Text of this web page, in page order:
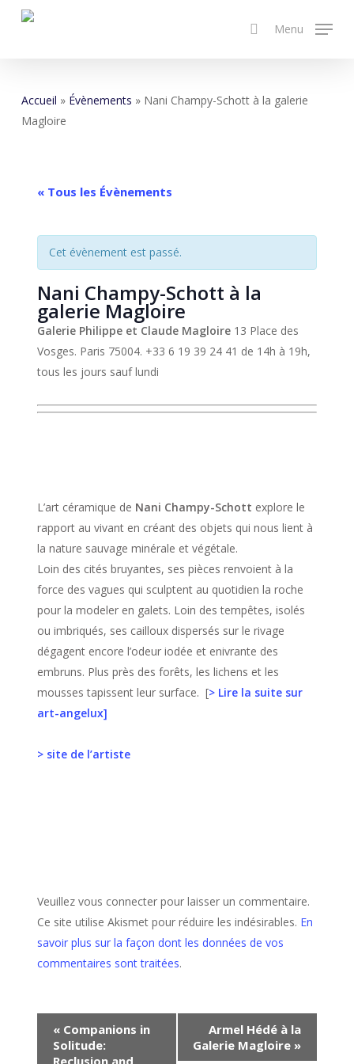
search
Menu
Accueil » Évènements » Nani Champy-Schott à la galerie
Magloire
« Tous les Évènements
Cet évènement est passé.
Nani Champy-Schott à la
galerie Magloire
Galerie Philippe et Claude Magloire13 Place des
Vosges. Paris 75004. ‭+33 6 19 39 24 41‬ de 14h à 19h,
tous les jours sauf lundi
L’art céramique de Nani Champy-Schott explore le
rapport au vivant en créant des objets qui nous lient à
la nature sauvage minérale et végétale.
Loin des cités bruyantes, ses pièces renvoient à la
force des vagues qui sculptent au quotidien la roche
pour la modeler en galets. Loin des tempêtes, isolés
ou imbriqués, ses cailloux dispersés sur le rivage
dégagent encore l’odeur iodée et enivrante des
embruns. Plus près des forêts, les lichens et les
mousses tapissent leur surface. [> Lire la suite sur
art-angelux]
> site de l’artiste
Veuillez vous connecter pour laisser un commentaire.
Ce site utilise Akismet pour réduire les indésirables. En
savoir plus sur la façon dont les données de vos
commentaires sont traitées.
Navigation
Évènement
«Companions in
Solitude:
Reclusion and
Armel Hédé à la
Galerie Magloire »